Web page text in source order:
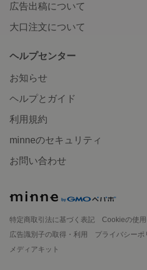
広告出稿について
大口注文について
ヘルプセンター
お知らせ
ヘルプとガイド
利用規約
minneのセキュリティ
お問い合わせ
特定商取引法に基づく表記
Cookieの使
広告識別子の取得・利用
プライバシーポ
メディアキット